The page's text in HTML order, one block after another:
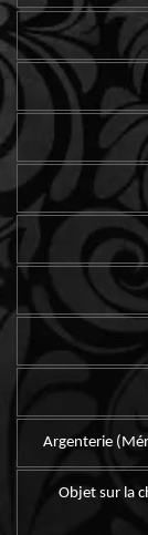
Argenterie
Objet sur la